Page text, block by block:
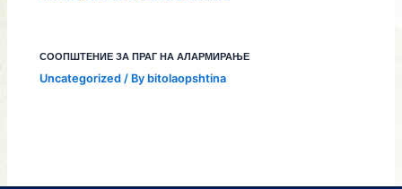
СООПШТЕНИЕ ЗА ПРАГ НА АЛАРМИРАЊЕ
Uncategorized / By bitolaopshtina